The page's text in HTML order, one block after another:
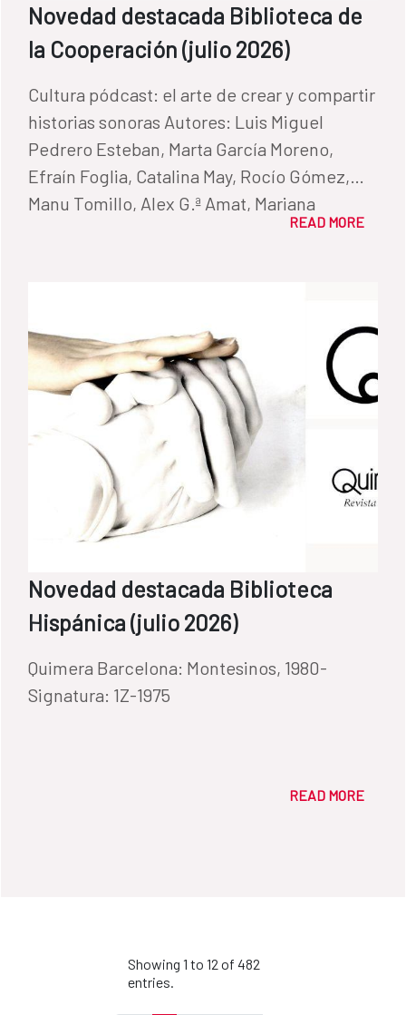
Novedad destacada Biblioteca de
la Cooperación (julio 2026)
Cultura pódcast: el arte de crear y compartir
historias sonoras Autores: Luis Miguel
Pedrero Esteban, Marta García Moreno,
Efraín Foglia, Catalina May, Rocío Gómez,
Manu Tomillo, Alex G.ª Amat, Mariana
Vaccaro y Lourdes Moreno Cazalla [Madrid]:
READ MORE
Novedad destacada Biblioteca
Hispánica (julio 2026)
Quimera Barcelona: Montesinos, 1980-
Signatura: 1Z-1975
READ MORE
Showing 1 to 12 of 482
entries.